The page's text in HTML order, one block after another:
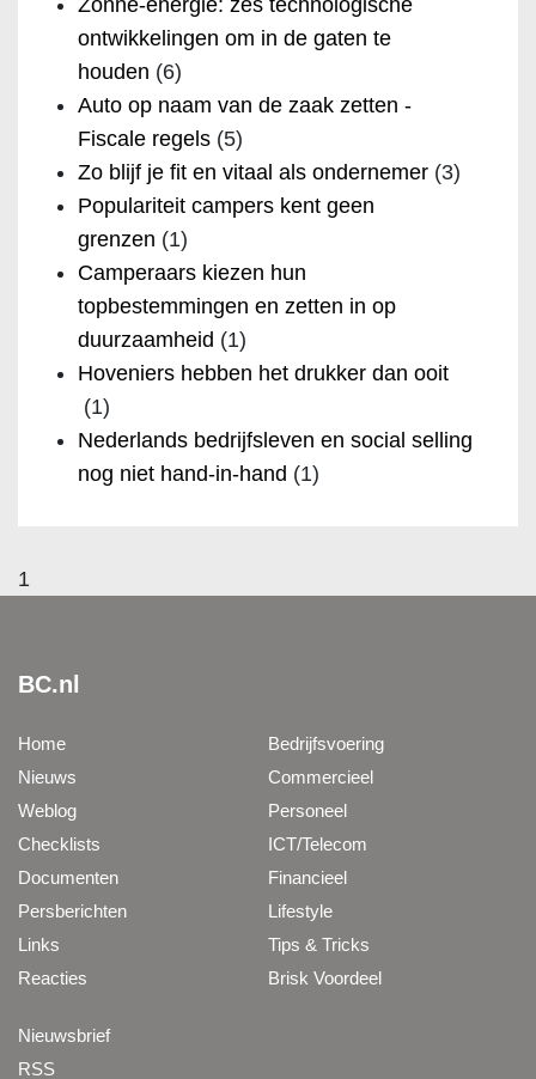
ontwikkelingen om in de gaten te
houden (6)
Auto op naam van de zaak zetten -
Fiscale regels (5)
Zo blijf je fit en vitaal als ondernemer (3)
Populariteit campers kent geen
grenzen (1)
Camperaars kiezen hun
topbestemmingen en zetten in op
duurzaamheid (1)
Hoveniers hebben het drukker dan ooit
(1)
Nederlands bedrijfsleven en social selling
nog niet hand-in-hand (1)
1
BC.nl
Home
Nieuws
Weblog
Checklists
Documenten
Persberichten
Links
Reacties
Bedrijfsvoering
Commercieel
Personeel
ICT/Telecom
Financieel
Lifestyle
Tips & Tricks
Brisk Voordeel
Nieuwsbrief
RSS